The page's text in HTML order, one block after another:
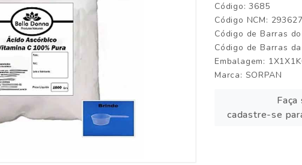
Código: 3685
Código NCM:
Código de Barras
Código de Barras
Embalagem:
Marca: SORPAN
Faça
cadastre-se